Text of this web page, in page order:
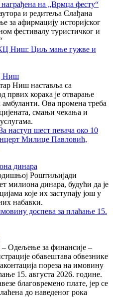
на „Врмџа фесту“
и редитеља Слађана
за афирмацију историјског
фестивалу туристичког и
Ниш
Ниш наставља са
првих корака је отварање
Ова промена треба
смањи чекања и
динара
Роштиљијади
милиона динара, будући да је
које их заступају још у
набавки.
– Одељење за финансије –
обавештава обвезнике
пореза на имовину
15. августа 2026. године.
благовремено плате, јер се
до наведеног рока